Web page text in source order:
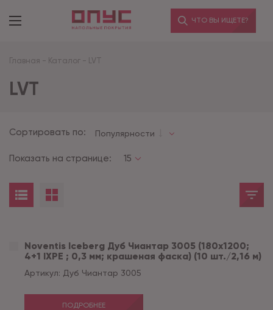
ЧТО ВЫ ИЩЕТЕ?
Главная - Каталог - LVT
LVT
Сортировать по: Популярности
Показать на странице: 15
Noventis Iceberg Дуб Чиантар 3005 (180x1200;
4+1 IXPE ; 0,3 мм; крашеная фаска) (10 шт./2,16 м)
Артикул: Дуб Чиантар 3005
ПОДРОБНЕЕ